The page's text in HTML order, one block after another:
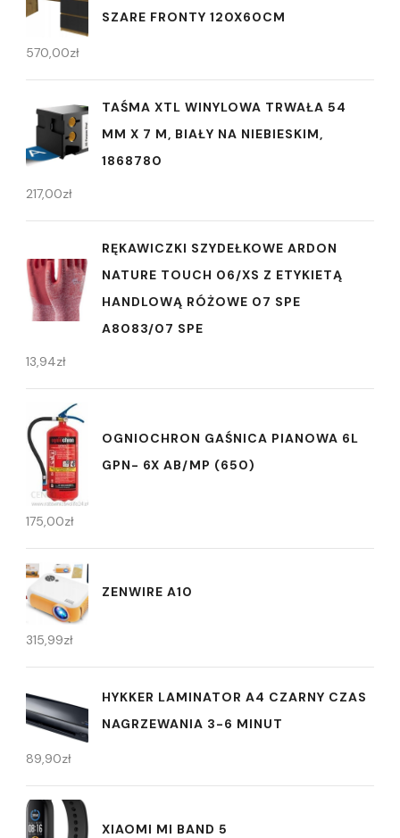
SZARE FRONTY 120X60CM
570,00zł
TAŚMA XTL WINYLOWA TRWAŁA 54
MM X 7 M, BIAŁY NA NIEBIESKIM,
1868780
217,00zł
RĘKAWICZKI SZYDEŁKOWE ARDON
NATURE TOUCH 06/XS Z ETYKIETĄ
HANDLOWĄ RÓŻOWE 07 SPE
A8083/07 SPE
13,94zł
OGNIOCHRON GAŚNICA PIANOWA 6L
GPN- 6X AB/MP (650)
175,00zł
ZENWIRE A10
315,99zł
HYKKER LAMINATOR A4 CZARNY CZAS
NAGRZEWANIA 3-6 MINUT
89,90zł
XIAOMI MI BAND 5